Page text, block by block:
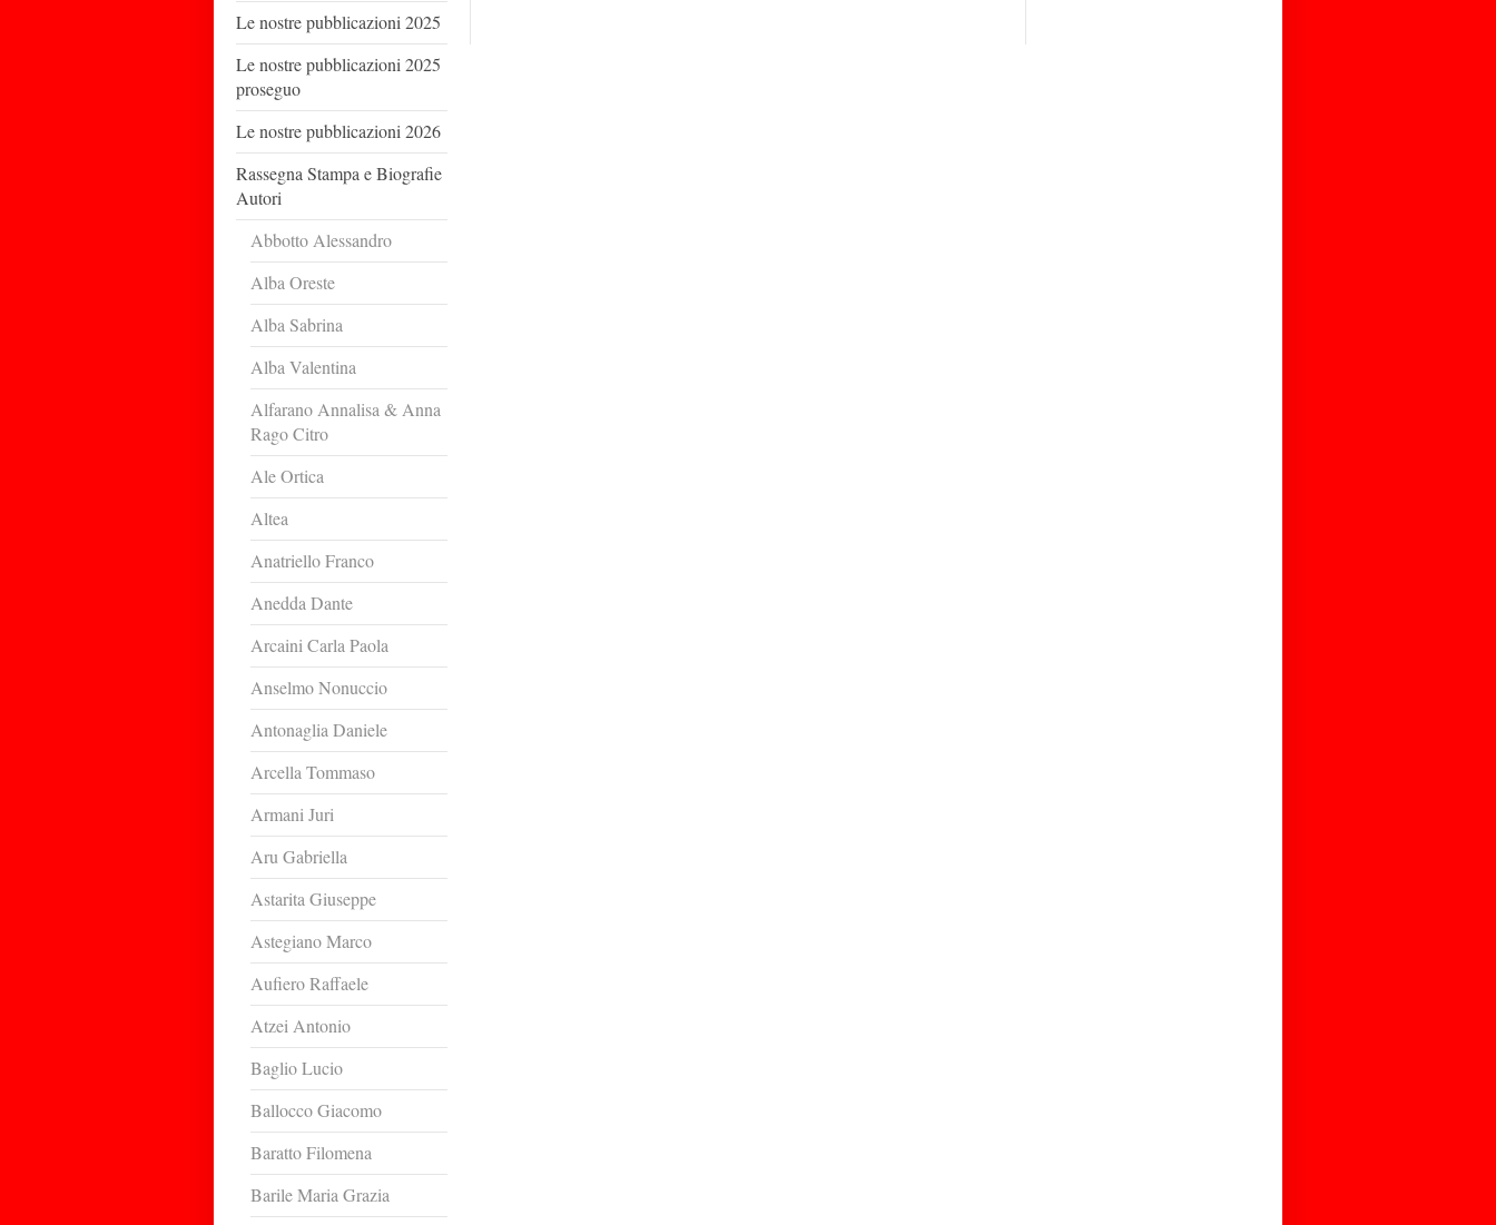
Le nostre pubblicazioni 2025
Le nostre pubblicazioni 2025
proseguo
Le nostre pubblicazioni 2026
Rassegna Stampa e Biografie
Autori
Abbotto Alessandro
Alba Oreste
Alba Sabrina
Alba Valentina
Alfarano Annalisa & Anna
Rago Citro
Ale Ortica
Altea
Anatriello Franco
Anedda Dante
Arcaini Carla Paola
Anselmo Nonuccio
Antonaglia Daniele
Arcella Tommaso
Armani Juri
Aru Gabriella
Astarita Giuseppe
Astegiano Marco
Aufiero Raffaele
Atzei Antonio
Baglio Lucio
Ballocco Giacomo
Baratto Filomena
Barile Maria Grazia